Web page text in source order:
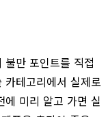
불만 포인트를 직접
테고리에서 실제로
에 미리 알고 가면 실